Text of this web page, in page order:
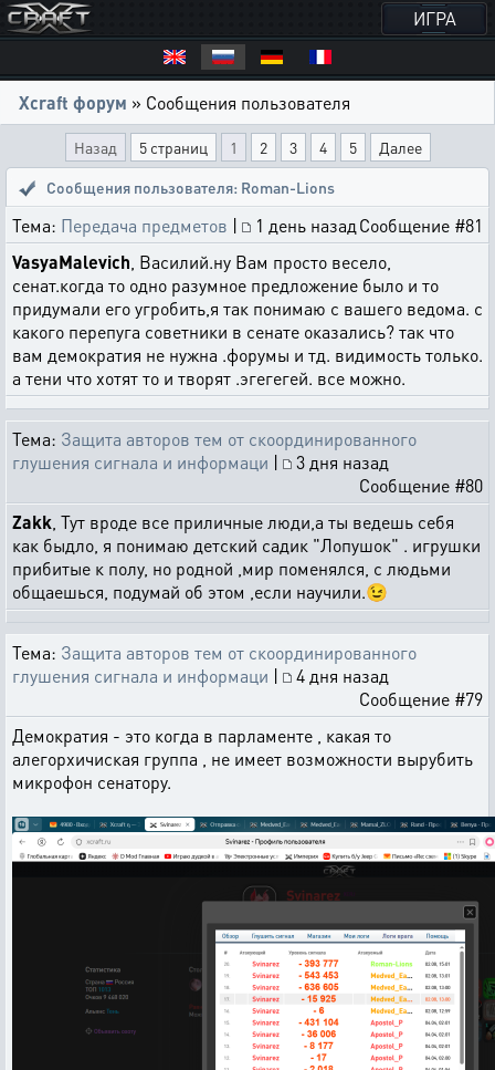
ИГРА
Xcraft форум » Сообщения пользователя
Назад 5 страниц 1 2 3 4 5
Далее
Сообщения пользователя: Roman-Lions
Тема: Передача предметов | 1 день назадСообщение #81
VasyaMalevich , Василий.ну Вам просто весело,
сенат.когда то одно разумное предложение было и то
придумали его угробить,я так понимаю с вашего ведома. с
какого перепуга советники в сенате оказались? так что
вам демократия не нужна .форумы и тд. видимость только.
а тени что хотят то и творят .эгегегей. все можно.
Тема: Защита авторов тем от скоординированного
глушения сигнала и информаци |
3 дня назад
Сообщение #80
Zakk , Тут вроде все приличные люди,а ты ведешь себя
как быдло, я понимаю детский садик "Лопушок" . игрушки
прибитые к полу, но родной ,мир поменялся, с людьми
общаешься, подумай об этом ,если научили.😉
Тема: Защита авторов тем от скоординированного
глушения сигнала и информаци |
4 дня назад
Сообщение #79
Демократия - это когда в парламенте , какая то
алегорхичиская группа , не имеет возможности вырубить
микрофон сенатору.